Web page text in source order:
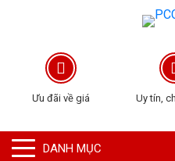
Ưu đãi về giá Uy tín,
DANH MỤC